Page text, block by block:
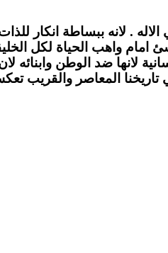
. لانه ببساطة انكار
امام واهب الحياة لكل
لانها ضد الوطن وابنائه
تاريخنا المعاصر